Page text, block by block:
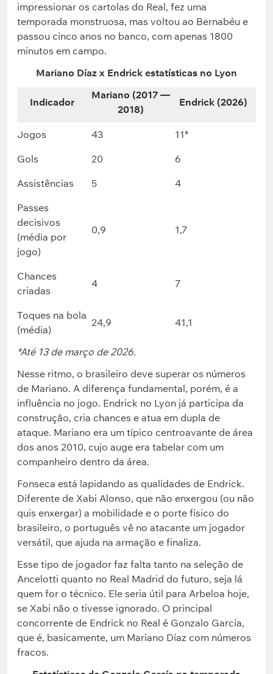
impressionar os cartolas do Real, fez uma
temporada monstruosa, mas voltou ao Bernabéu e
passou cinco anos no banco, com apenas 1800
minutos em campo.
Mariano Díaz x Endrick estatísticas no Lyon
Indicador
Mariano (2017 —
2018)
Endrick (2026)
Jogos 43
11*
Gols
20
6
Assistências
5
4
Passes
decisivos
(média por
jogo)
0,9 1,7
Chances
criadas
4 7
Toques na bola
(média)
24,9 41,1
*Até 13 de março de 2026.
Nesse ritmo, o brasileiro deve superar os números
de Mariano. A diferença fundamental, porém, é a
influência no jogo. Endrick no Lyon já participa da
construção, cria chances e atua em dupla de
ataque. Mariano era um típico centroavante de área
dos anos 2010, cujo auge era tabelar com um
companheiro dentro da área.
Fonseca está lapidando as qualidades de Endrick.
Diferente de Xabi Alonso, que não enxergou (ou não
quis enxergar) a mobilidade e o porte físico do
brasileiro, o português vê no atacante um jogador
versátil, que ajuda na armação e finaliza.
Esse tipo de jogador faz falta tanto na seleção de
Ancelotti quanto no Real Madrid do futuro, seja lá
quem for o técnico. Ele seria útil para Arbeloa hoje,
se Xabi não o tivesse ignorado. O principal
concorrente de Endrick no Real é Gonzalo García,
que é, basicamente, um Mariano Díaz com números
fracos.